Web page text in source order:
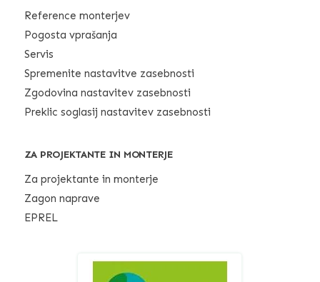
Reference monterjev
Pogosta vprašanja
Servis
Spremenite nastavitve zasebnosti
Zgodovina nastavitev zasebnosti
Preklic soglasij nastavitev zasebnosti
ZA PROJEKTANTE IN MONTERJE
Za projektante in monterje
Zagon naprave
EPREL